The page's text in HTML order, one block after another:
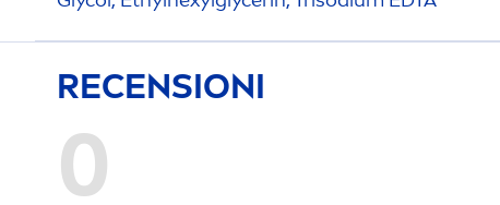
RECENSIONI
0